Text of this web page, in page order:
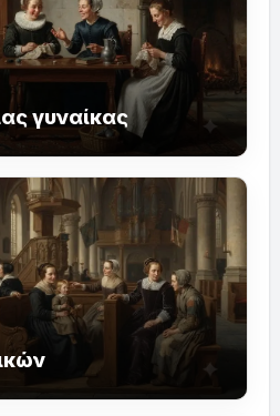
γυναίκας